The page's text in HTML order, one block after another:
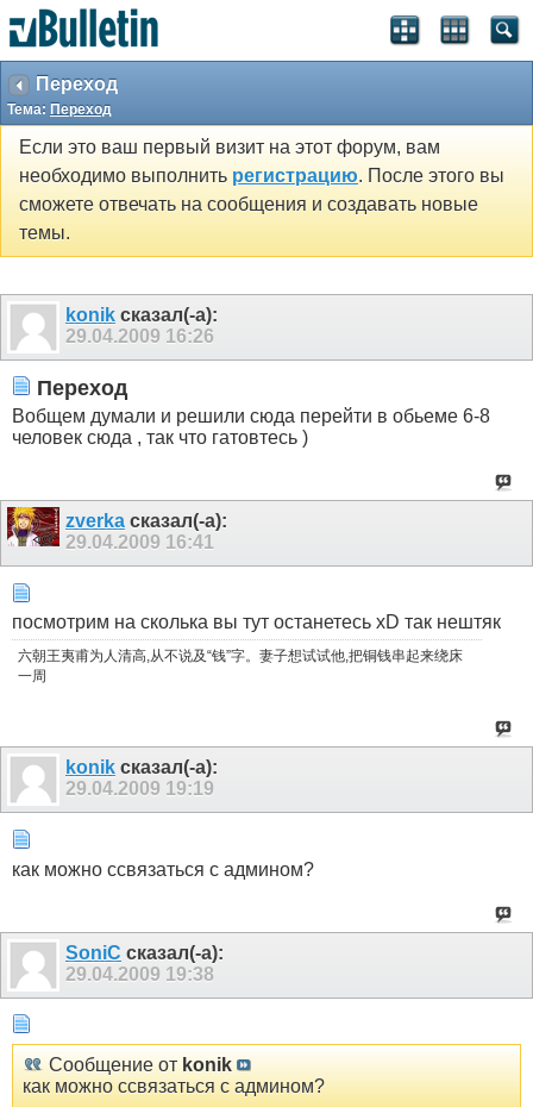
Переход
Тема: Переход
Если это ваш первый визит на этот форум, вам
необходимо выполнить регистрацию. После этого вы
сможете отвечать на сообщения и создавать новые
темы.
konik сказал(-а):
29.04.2009 16:26
Переход
Вобщем думали и решили сюда перейти в обьеме 6-8
человек сюда , так что гатовтесь )
zverka сказал(-а):
29.04.2009 16:41
посмотрим на сколька вы тут останетесь xD так нештяк
六朝王夷甫为人清高,从不说及“钱”字。妻子想试试他,把铜钱串起来绕床
一周
konik сказал(-а):
29.04.2009 19:19
как можно ссвязаться с админом?
SoniC сказал(-а):
29.04.2009 19:38
Сообщение от konik
как можно ссвязаться с админом?